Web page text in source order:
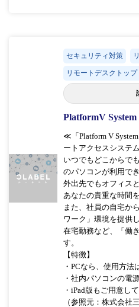
セキュリティ対策
リモートデスクトッ
PlatformV System
≪「Platform V
ートアクセスシステ
いつでもどこからで
のパソコンが利用で
外出先でもオフィス
あなたの貴重な時間
また、社員の自宅か
ワーク」環境を提供し
在宅勤務など、「働
す。
【特徴】
・PCなら、使用方法
・社内パソコンの電
・iPad版もご用意して
（参照元：株式会社